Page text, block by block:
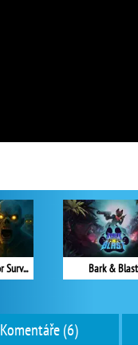
Zombies: Battle for Survival Bark & Blast
Komentáře (6)